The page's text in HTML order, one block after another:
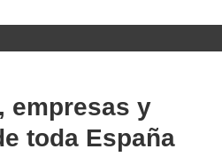
empresas y
toda España